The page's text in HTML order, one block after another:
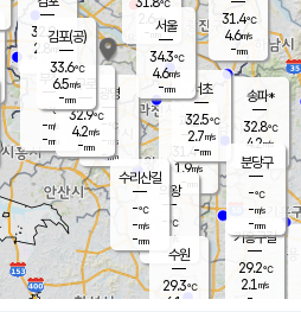
과천
31.4℃
1.9m/s
- mm
의왕
- ℃
m/s
mm
32.9℃
2.8 m/s
mm
광명
- ℃
-m/s
-mm
부천
-℃
-m/s
-mm
구로
32.9℃
4.2m/s
-mm
℃
2.6 m/s
- mm
31.4℃
4.6m/s
-mm
송파*
32.8℃
4.2m/s
-mm
서초
32.5℃
2.7m/s
-mm
기흥구갈
29.2℃
2.1 m/s
-
수리산길
-℃
-m/s
-mm
분당구
-℃
-m/s
-mm
김포(공)
33.6℃
6.5m/s
-mm
수원
29.3℃
6.1 m/s
서울
34.3℃
4.6m/s
-mm